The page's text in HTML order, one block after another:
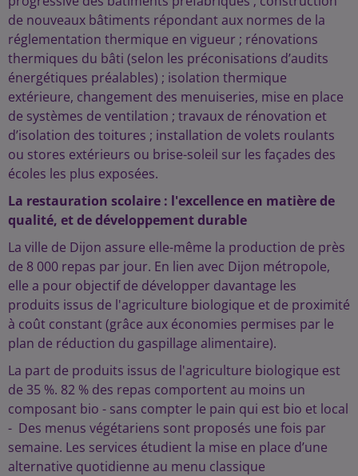
de nouveaux bâtiments répondant aux normes de la
réglementation thermique en vigueur ; rénovations
thermiques du bâti (selon les préconisations d’audits
énergétiques préalables) ; isolation thermique
extérieure, changement des menuiseries, mise en place
de systèmes de ventilation ; travaux de rénovation et
d’isolation des toitures ; installation de volets roulants
ou stores extérieurs ou brise-soleil sur les façades des
écoles les plus exposées.
La restauration scolaire : l'excellence en matière de
qualité, et de développement durable
La ville de Dijon assure elle-même la production de près
de 8 000 repas par jour. En lien avec Dijon métropole,
elle a pour objectif de développer davantage les
produits issus de l'agriculture biologique et de proximité
à coût constant (grâce aux économies permises par le
plan de réduction du gaspillage alimentaire).
La part de produits issus de l'agriculture biologique est
de 35 %. 82 % des repas comportent au moins un
composant bio - sans compter le pain qui est bio et local
- Des menus végétariens sont proposés une fois par
semaine. Les services étudient la mise en place d’une
alternative quotidienne au menu classique